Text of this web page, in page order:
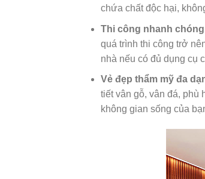
chứa chất độc hại,
Thi công nhanh
quá trình thi công trở
nhà nếu có đủ dụng cụ
Vẻ đẹp thẩm mỹ đa
tiết vân gỗ, vân đá, phù
không gian sống của